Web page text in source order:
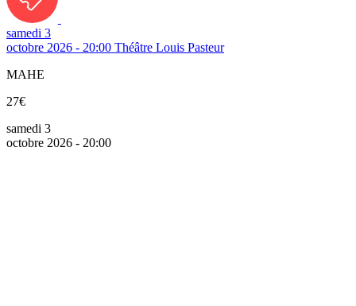
samedi 3
octobre 2026 - 20:00 Théâtre Louis Pasteur
MAHE
27€
samedi 3
octobre 2026 - 20:00